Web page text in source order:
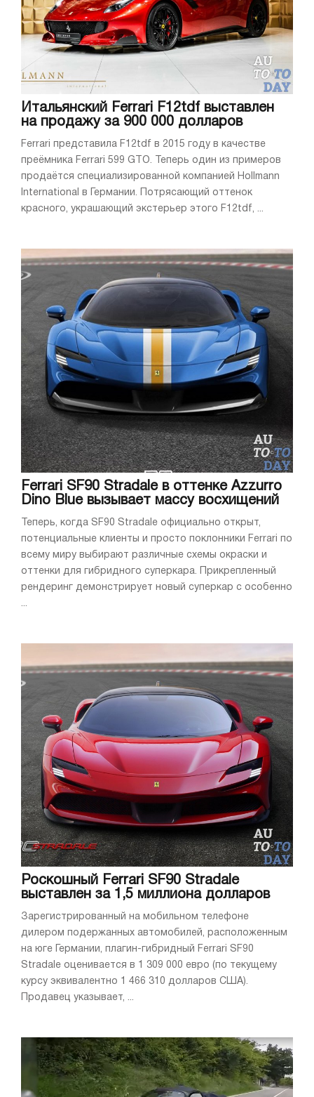
Итальянский Ferrari F12tdf выставлен
на продажу за 900 000 долларов
Ferrari представила F12tdf в 2015 году в качестве
преёмника Ferrari 599 GTO. Теперь один из примеров
продаётся специализированной компанией Hollmann
International в Германии. Потрясающий оттенок
красного, украшающий экстерьер этого F12tdf, ...
Ferrari SF90 Stradale в оттенке Azzurro
Dino Blue вызывает массу восхищений
Теперь, когда SF90 Stradale официально открыт,
потенциальные клиенты и просто поклонники Ferrari по
всему миру выбирают различные схемы окраски и
оттенки для гибридного суперкара. Прикрепленный
рендеринг демонстрирует новый суперкар с особенно
...
Роскошный Ferrari SF90 Stradale
выставлен за 1,5 миллиона долларов
Зарегистрированный на мобильном телефоне
дилером подержанных автомобилей, расположенным
на юге Германии, плагин-гибридный Ferrari SF90
Stradale оценивается в 1 309 000 евро (по текущему
курсу эквивалентно 1 466 310 долларов США).
Продавец указывает, ...